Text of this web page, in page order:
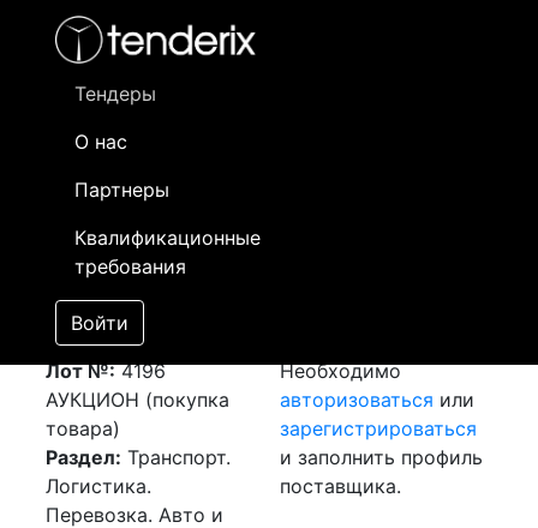
Тендеры
О нас
Партнеры
Квалификационные
требования
Войти
- активный лот
- сохраненный лот (не опубликован)
Закупка: Перевозка
г.Шымкент (РК) -
пос. Качар,
Костанайская обл.
(РК)[Завершен]
Лот №:4196
АУКЦИОН (покупка
товара)
Раздел: Транспорт.
Логистика.
Перевозка. Авто и
Необходимо
авторизоваться или
зарегистрироваться
и заполнить профиль
поставщика.